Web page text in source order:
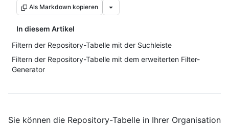
Als Markdown kopieren
In diesem Artikel
Filtern der Repository-Tabelle mit der Suchleiste
Filtern der Repository-Tabelle mit dem erweiterten Filter-
Generator
Sie können die Repository-Tabelle in Ihrer Organisation